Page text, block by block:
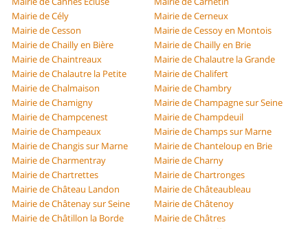
Mairie de Cély
Mairie de Cerneux
Mairie de Cesson
Mairie de Cessoy en Montois
Mairie de Chailly en Bière
Mairie de Chailly en Brie
Mairie de Chaintreaux
Mairie de Chalautre la Grande
Mairie de Chalautre la Petite
Mairie de Chalifert
Mairie de Chalmaison
Mairie de Chambry
Mairie de Chamigny
Mairie de Champagne sur Seine
Mairie de Champcenest
Mairie de Champdeuil
Mairie de Champeaux
Mairie de Champs sur Marne
Mairie de Changis sur Marne
Mairie de Chanteloup en Brie
Mairie de Charmentray
Mairie de Charny
Mairie de Chartrettes
Mairie de Chartronges
Mairie de Château Landon
Mairie de Châteaubleau
Mairie de Châtenay sur Seine
Mairie de Châtenoy
Mairie de Châtillon la Borde
Mairie de Châtres